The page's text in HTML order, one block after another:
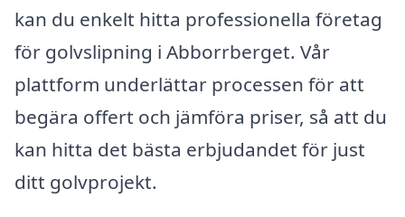
kan du enkelt hitta professionella företag
för golvslipning i Abborrberget. Vår
plattform underlättar processen för att
begära offert och jämföra priser, så att du
kan hitta det bästa erbjudandet för just
ditt golvprojekt.